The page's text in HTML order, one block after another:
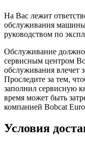
На Вас лежит
обслуживания машины
руководством по
Обслуживание должно
сервисным центром
обслуживания влечет
Проследите за тем,
заполнил сервисную
время может быть
компанией Bobcat
Условия